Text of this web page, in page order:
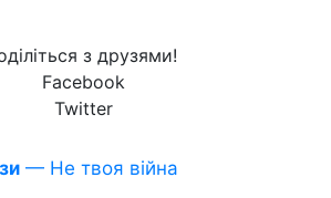
з друзями!
Facebook
Twitter
— Не твоя війна